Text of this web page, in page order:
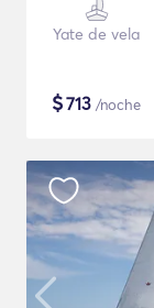
Yate de vela
$713 /noche